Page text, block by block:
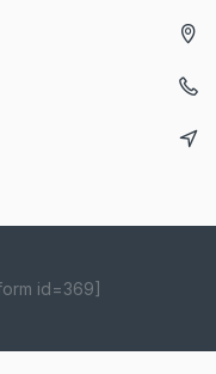
id=369]